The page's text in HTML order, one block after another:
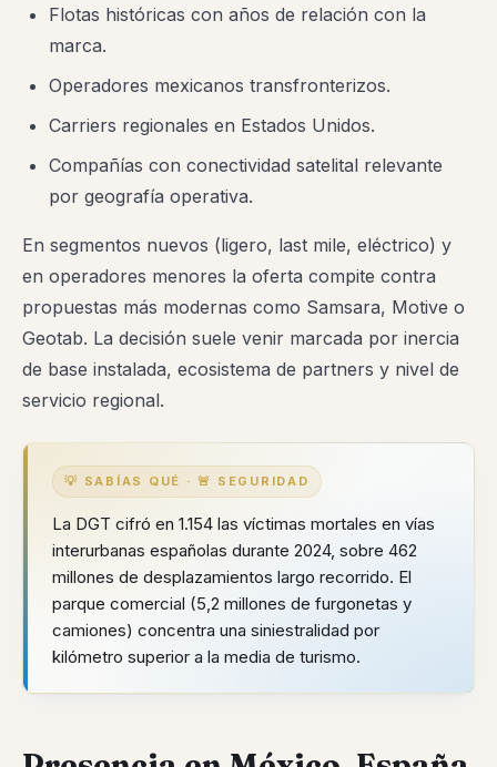
Flotas históricas con años de relación con la
marca.
Operadores mexicanos transfronterizos.
Carriers regionales en Estados Unidos.
Compañías con conectividad satelital relevante
por geografía operativa.
En segmentos nuevos (ligero, last mile, eléctrico) y
en operadores menores la oferta compite contra
propuestas más modernas como Samsara, Motive o
Geotab. La decisión suele venir marcada por inercia
de base instalada, ecosistema de partners y nivel de
servicio regional.
💡 SABÍAS QUÉ · 🚨 SEGURIDAD
La DGT cifró en 1.154 las víctimas mortales en vías
interurbanas españolas durante 2024, sobre 462
millones de desplazamientos largo recorrido. El
parque comercial (5,2 millones de furgonetas y
camiones) concentra una siniestralidad por
kilómetro superior a la media de turismo.